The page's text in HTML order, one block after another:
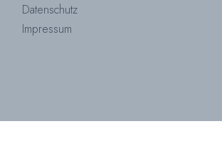
Datenschutz
Impressum